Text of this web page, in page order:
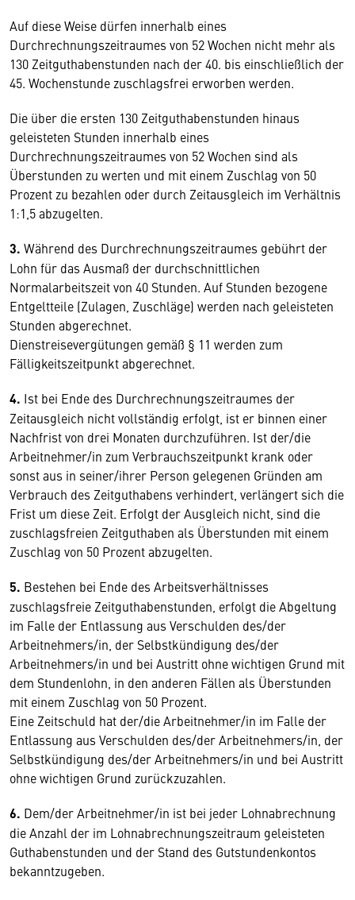
Auf diese Weise dürfen innerhalb eines
Durchrechnungszeitraumes von 52 Wochen nicht mehr als
130 Zeitguthabenstunden nach der 40. bis einschließlich der
45. Wochenstunde zuschlagsfrei erworben werden.
Die über die ersten 130 Zeitguthabenstunden hinaus
geleisteten Stunden innerhalb eines
Durchrechnungszeitraumes von 52 Wochen sind als
Überstunden zu werten und mit einem Zuschlag von 50
Prozent zu bezahlen oder durch Zeitausgleich im Verhältnis
1:1,5 abzugelten.
3. Während des Durchrechnungszeitraumes gebührt der
Lohn für das Ausmaß der durchschnittlichen
Normalarbeitszeit von 40 Stunden. Auf Stunden bezogene
Entgeltteile (Zulagen, Zuschläge) werden nach geleisteten
Stunden abgerechnet.
Dienstreisevergütungen gemäß § 11 werden zum
Fälligkeitszeitpunkt abgerechnet.
4. Ist bei Ende des Durchrechnungszeitraumes der
Zeitausgleich nicht vollständig erfolgt, ist er binnen einer
Nachfrist von drei Monaten durchzuführen. Ist der/die
Arbeitnehmer/in zum Verbrauchszeitpunkt krank oder
sonst aus in seiner/ihrer Person gelegenen Gründen am
Verbrauch des Zeitguthabens verhindert, verlängert sich die
Frist um diese Zeit. Erfolgt der Ausgleich nicht, sind die
zuschlagsfreien Zeitguthaben als Überstunden mit einem
Zuschlag von 50 Prozent abzugelten.
5. Bestehen bei Ende des Arbeitsverhältnisses
zuschlagsfreie Zeitguthabenstunden, erfolgt die Abgeltung
im Falle der Entlassung aus Verschulden des/der
Arbeitnehmers/in, der Selbstkündigung des/der
Arbeitnehmers/in und bei Austritt ohne wichtigen Grund mit
dem Stundenlohn, in den anderen Fällen als Überstunden
mit einem Zuschlag von 50 Prozent.
Eine Zeitschuld hat der/die Arbeitnehmer/in im Falle der
Entlassung aus Verschulden des/der Arbeitnehmers/in, der
Selbstkündigung des/der Arbeitnehmers/in und bei Austritt
ohne wichtigen Grund zurückzuzahlen.
6. Dem/der Arbeitnehmer/in ist bei jeder Lohnabrechnung
die Anzahl der im Lohnabrechnungszeitraum geleisteten
Guthabenstunden und der Stand des Gutstundenkontos
bekanntzugeben.